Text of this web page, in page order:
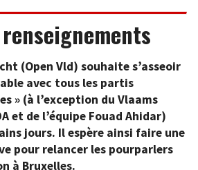
(Open Vld) souhaite s’asseoir
avec tous les partis
» (à l’exception du Vlaams
et de l’équipe Fouad Ahidar)
jours. Il espère ainsi faire une
pour relancer les pourparlers
à Bruxelles.